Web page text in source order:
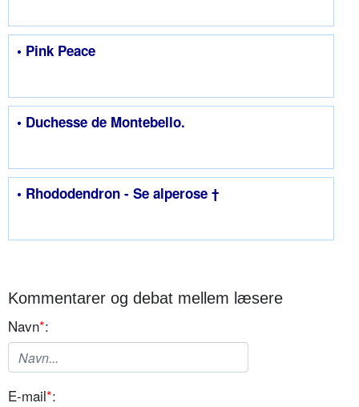
• Pink Peace
• Duchesse de Montebello.
• Rhododendron - Se alperose †
Kommentarer og debat mellem læsere
Navn*:
E-mail*: